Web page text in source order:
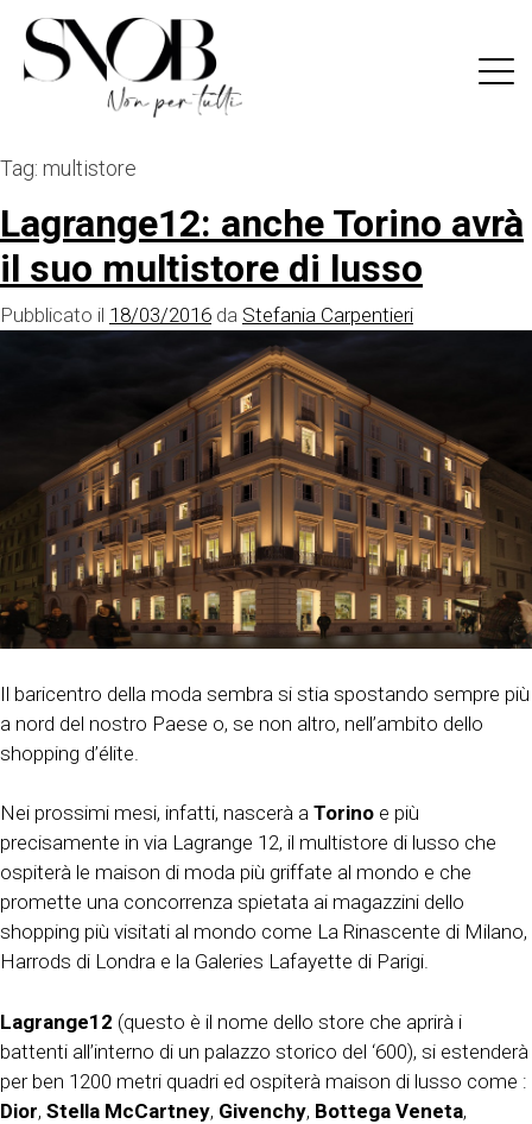
content
Tag: multistore
Lagrange12: anche Torino avrà
il suo multistore di lusso
Pubblicato il 18/03/2016 da Stefania Carpentieri
Il baricentro della moda sembra si stia spostando sempre più
a nord del nostro Paese o, se non altro, nell’ambito dello
shopping d’élite.
Nei prossimi mesi, infatti, nascerà a Torino e più
precisamente in via Lagrange 12, il multistore di lusso che
ospiterà le maison di moda più griffate al mondo e che
promette una concorrenza spietata ai magazzini dello
shopping più visitati al mondo come La Rinascente di Milano,
Harrods di Londra e la Galeries Lafayette di Parigi.
Lagrange12 (questo è il nome dello store che aprirà i
battenti all’interno di un palazzo storico del ‘600), si estenderà
per ben 1200 metri quadri ed ospiterà maison di lusso come :
Dior, Stella McCartney, Givenchy, Bottega Veneta,